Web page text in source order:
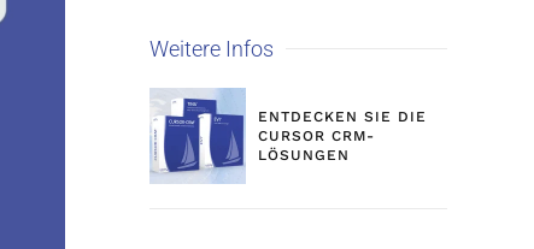
Weitere Infos
ENTDECKEN SIE DIE
CURSOR CRM-
LÖSUNGEN